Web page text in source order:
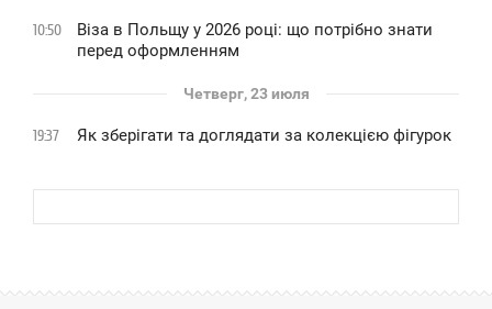
10:50
Віза в Польщу у 2026 році: що потрібно знати
перед оформленням
Четверг, 23 июля
19:37 Як зберігати та доглядати за колекцією фігурок